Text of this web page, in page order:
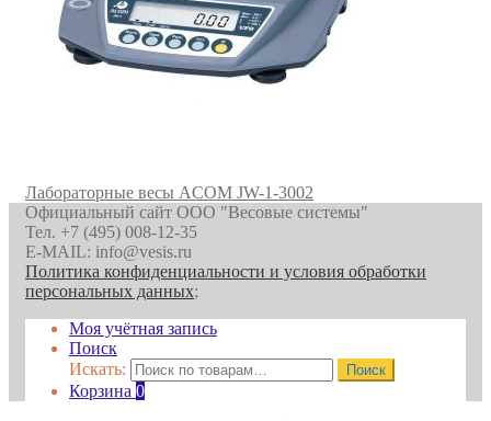
Лабораторные весы ACOM JW-1-3002
Официальный сайт ООО "Весовые системы"
Тел. +7 (495) 008-12-35
E-MAIL: info@vesis.ru
Политика конфиденциальности и условия обработки
персональных данных;
Моя учётная запись
Поиск
Искать:
Поиск
Корзина 0